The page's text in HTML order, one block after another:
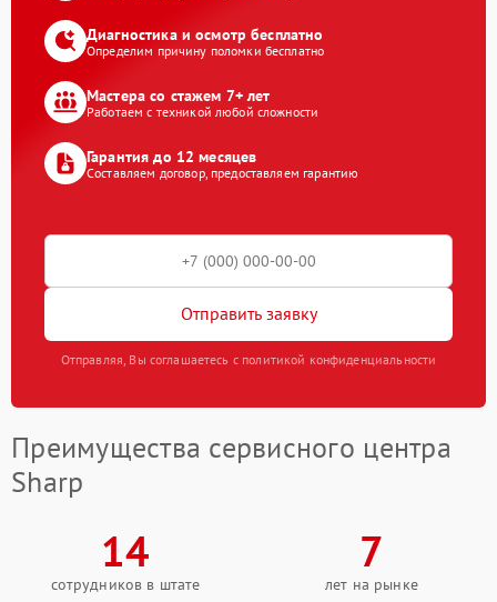
Диагностика и осмотр бесплатно
Определим причину поломки бесплатно
Мастера со стажем 7+ лет
Работаем с техникой любой сложности
Гарантия до 12 месяцев
Составляем договор, предоставляем гарантию
Отправить заявку
Отправляя, Вы соглашаетесь с политикой конфиденциальности
Преимущества сервисного центра
Sharp
14
сотрудников в штате
7
лет на рынке